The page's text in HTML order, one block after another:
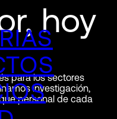
hoy
para los sectores
investigación,
personal de cada